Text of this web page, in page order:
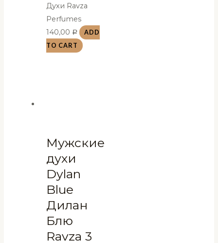
Духи Ravza
Perfumes
140,00 Р
ADD
TO CART
Мужские
духи
Dylan
Blue
Дилан
Блю
Ravza 3